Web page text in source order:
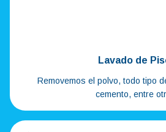
Lavado de
Removemos el polvo, todo tipo
cemento, entre